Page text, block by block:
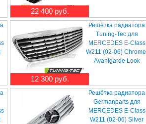
22 400 руб.
12 300 руб.
Решётка радиатора
Tuning-Tec для
MERCEDES E-Class
W211 (02-06) Chrome,
Avantgarde Look
Решётка радиатора
Germanparts для
MERCEDES E-Class
W211 (02-06) Silver